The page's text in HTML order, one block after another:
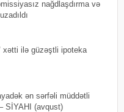
nağdlaşdırma və
xətti ilə güzəştli ipoteka
ən sərfəli müddətli
SİYAHI (avqust)